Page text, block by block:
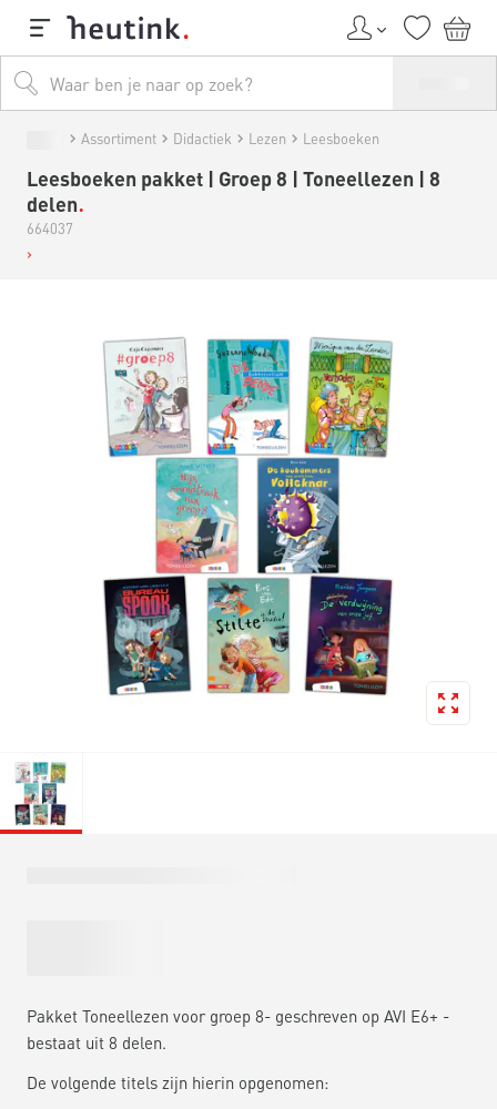
Assortiment Didactiek Lezen Leesboeken
Leesboeken pakket | Groep 8 | Toneellezen | 8
delen
664037
Pakket Toneellezen voor groep 8- geschreven op AVI E6+ -
bestaat uit 8 delen.
De volgende titels zijn hierin opgenomen: